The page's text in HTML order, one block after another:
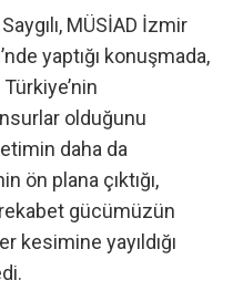
MÜSİAD İzmir
yaptığı konuşmada,
olduğunu
daha da
ön plana çıktığı,
gücümüzün
kesimine yayıldığı